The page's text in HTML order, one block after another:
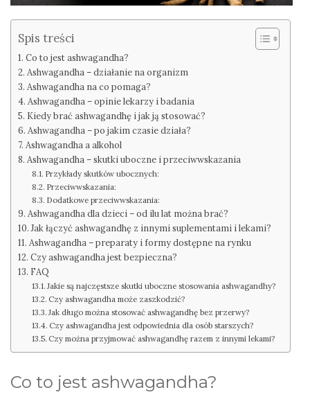
Spis treści
Co to jest ashwagandha?
Ashwagandha – działanie na organizm
Ashwagandha na co pomaga?
Ashwagandha – opinie lekarzy i badania
Kiedy brać ashwagandhę i jak ją stosować?
Ashwagandha – po jakim czasie działa?
Ashwagandha a alkohol
Ashwagandha – skutki uboczne i przeciwwskazania
Przykłady skutków ubocznych:
Przeciwwskazania:
Dodatkowe przeciwwskazania:
Ashwagandha dla dzieci – od ilu lat można brać?
Jak łączyć ashwagandhę z innymi suplementami i lekami?
Ashwagandha – preparaty i formy dostępne na rynku
Czy ashwagandha jest bezpieczna?
FAQ
Jakie są najczęstsze skutki uboczne stosowania ashwagandhy?
Czy ashwagandha może zaszkodzić?
Jak długo można stosować ashwagandhę bez przerwy?
Czy ashwagandha jest odpowiednia dla osób starszych?
Czy można przyjmować ashwagandhę razem z innymi lekami?
Co to jest ashwagandha?